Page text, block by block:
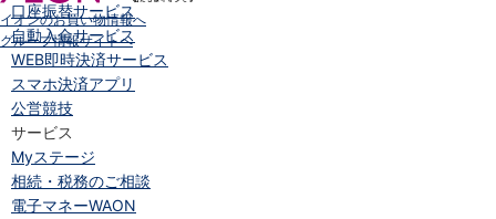
口座振替サービス
自動入金サービス
WEB即時決済サービス
スマホ決済アプリ
公営競技
サービス
Myステージ
相続・税務のご相談
電子マネーWAON
イオンのお買い物情報へ
グループ情報サイトへ